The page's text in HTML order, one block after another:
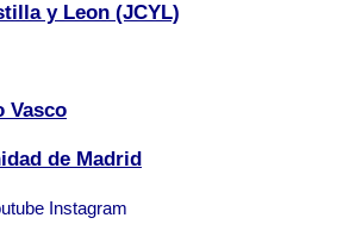
y Leon (JCYL)
Vasco
de Madrid
Instagram